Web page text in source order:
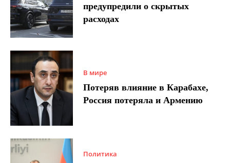
предупредили о скрытых
расходах
В мире
Потеряв влияние в Карабахе,
Россия потеряла и Армению
Политика